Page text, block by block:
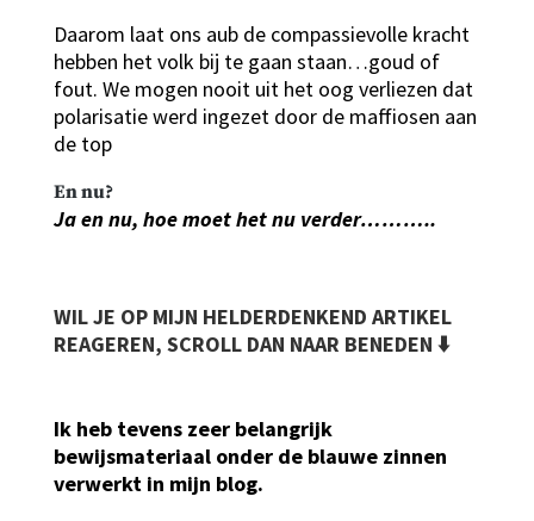
Daarom laat ons aub de compassievolle kracht
hebben het volk bij te gaan staan…goud of
fout. We mogen nooit uit het oog verliezen dat
polarisatie werd ingezet door de maffiosen aan
de top
En nu?
Ja en nu, hoe moet het nu verder………..
WIL JE OP MIJN HELDERDENKEND ARTIKEL
REAGEREN, SCROLL DAN NAAR BENEDEN ⬇️
Ik heb tevens zeer belangrijk
bewijsmateriaal onder de blauwe zinnen
verwerkt in mijn blog.